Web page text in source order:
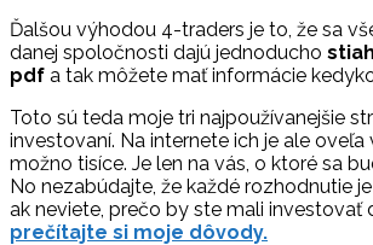
Ďalšou výhodou 4-traders je to, že sa
danej spoločnosti dajú jednoducho
pdf a tak môžete mať informácie
Toto sú teda moje tri najpoužívanejšie
investovaní. Na internete ich je ale oveľa
možno tisíce. Je len na vás, o ktoré sa
No nezabúdajte, že každé rozhodnutie
ak neviete, prečo by ste mali investovať
prečítajte si moje dôvody.